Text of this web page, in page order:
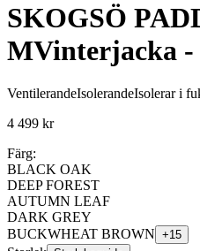
SKOGSÖ
MVinterjacka
VentilerandeIsolerandeIsolerar i
4 499 kr
Färg:
BLACK OAK
DEEP FOREST
AUTUMN LEAF
DARK GREY
BUCKWHEAT BROWN +15